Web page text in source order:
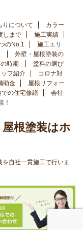
りについて
カラー
しまで
施工実績
のNo.1
施工エリ
外壁・屋根塗装の
時期
塗料の選び
ッフ紹介
コロナ対
助金
屋根リフォー
での住宅修繕
会社
！
根塗装はホ
自社一貫施工で行いま